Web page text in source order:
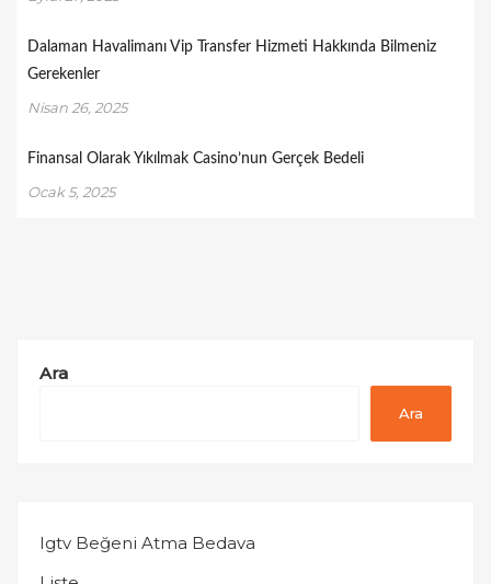
Dalaman Havalimanı Vip Transfer Hizmeti Hakkında Bilmeniz
Gerekenler
Nisan 26, 2025
Finansal Olarak Yıkılmak Casino’nun Gerçek Bedeli
Ocak 5, 2025
Ara
Ara
Igtv Beğeni Atma Bedava